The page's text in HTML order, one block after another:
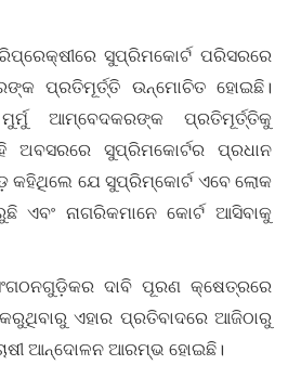
ସୁପ୍ରିମକୋର୍ଟ ପରିସରରେ
ପ୍ରତିମୂର୍ତ୍ତି ଉନ୍ମୋଚିତ ହୋଇଛି।
ମୁର୍ମୁ ଆମ୍ବେଦକରଙ୍କ ପ୍ରତିମୂର୍ତ୍ତିକୁ
ଅବସରରେ ସୁପ୍ରିମକୋର୍ଟର ପ୍ରଧାନ
ଯେ ସୁପ୍ରିମ୍‌କୋର୍ଟ ଏବେ ଲୋକ
ଏବଂ ନାଗରିକମାନେ କୋର୍ଟ ଆସିବାକୁ
ଦାବି ପୂରଣ କ୍ଷେତ୍ରରେ
ଏହାର ପ୍ରତିବାଦରେ ଆଜିଠାରୁ
ଆନ୍ଦୋଳନ ଆରମ୍ଭ ହୋଇଛି।